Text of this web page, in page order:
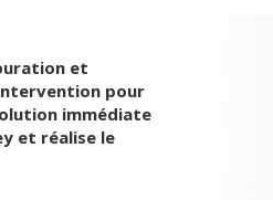
et
pour
immédiate
et réalise le